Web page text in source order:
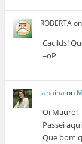
ROBERTAon
Cacilds!
=oP
Janaina on
Oi Mauro!
Passei
Que bom